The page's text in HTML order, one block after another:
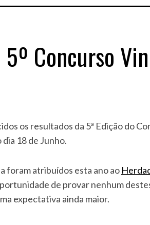
5º Concurso
os resultados da 5ª Edição do
18 de Junho.
foram atribuídos esta ano ao
de provar nenhum
expectativa ainda maior.